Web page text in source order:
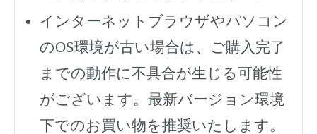
インターネットブラウザやパソコン
のOS環境が古い場合は、ご購入完了
までの動作に不具合が生じる可能性
がございます。最新バージョン環境
下でのお買い物を推奨いたします。